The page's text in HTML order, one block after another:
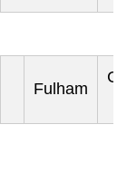
Fulham